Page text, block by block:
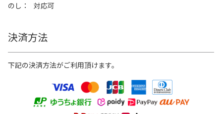
のし
対応可
決済方法
下記の決済方法がご利用頂けます。